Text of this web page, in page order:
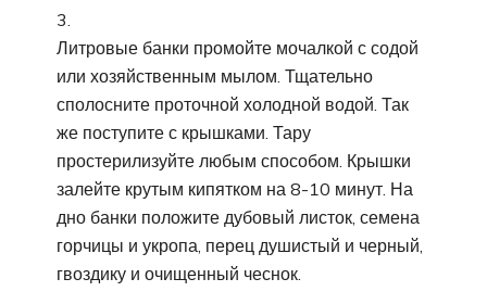
Литровые банки промойте мочалкой с содой
или хозяйственным мылом. Тщательно
сполосните проточной холодной водой. Так
же поступите с крышками. Тару
простерилизуйте любым способом. Крышки
залейте крутым кипятком на 8-10 минут. На
дно банки положите дубовый листок, семена
горчицы и укропа, перец душистый и черный,
гвоздику и очищенный чеснок.